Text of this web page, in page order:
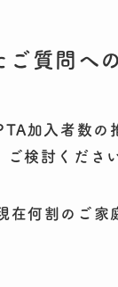
ご質問へ
加入者数の
ご検討くださ
在何割のご家